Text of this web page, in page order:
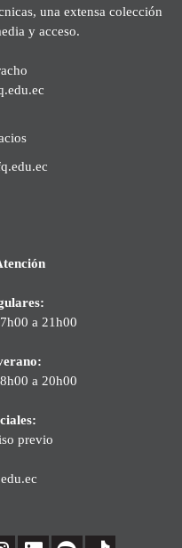
una extensa colección
y acceso.
a 21h00
a 20h00
previo